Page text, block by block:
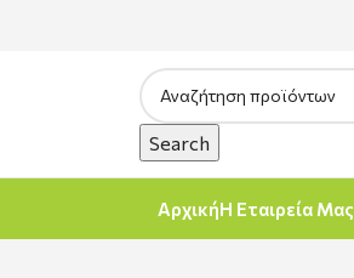
Search
ΑρχικήΗ Εταιρεία Μας